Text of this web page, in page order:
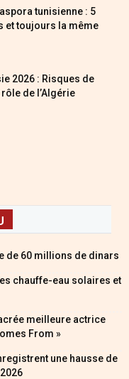
tunisienne : 5
et toujours la même
2026 : Risques de
de l’Algérie
de 60 millions de dinars
chauffe-eau solaires et
meilleure actrice
From »
une hausse de